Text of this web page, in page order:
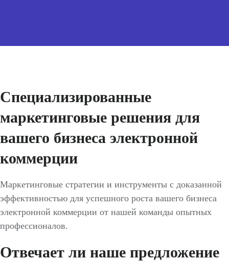
Специализированные
маркетинговые решения для
вашего бизнеса электронной
коммерции
Маркетинговые стратегии и инструменты с доказанной
эффективностью для успешного роста вашего бизнеса
электронной коммерции от нашей команды опытных
профессионалов.
Отвечает ли наше предложение